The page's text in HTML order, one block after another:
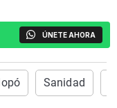
ÚNETE AHORA
Sanidad